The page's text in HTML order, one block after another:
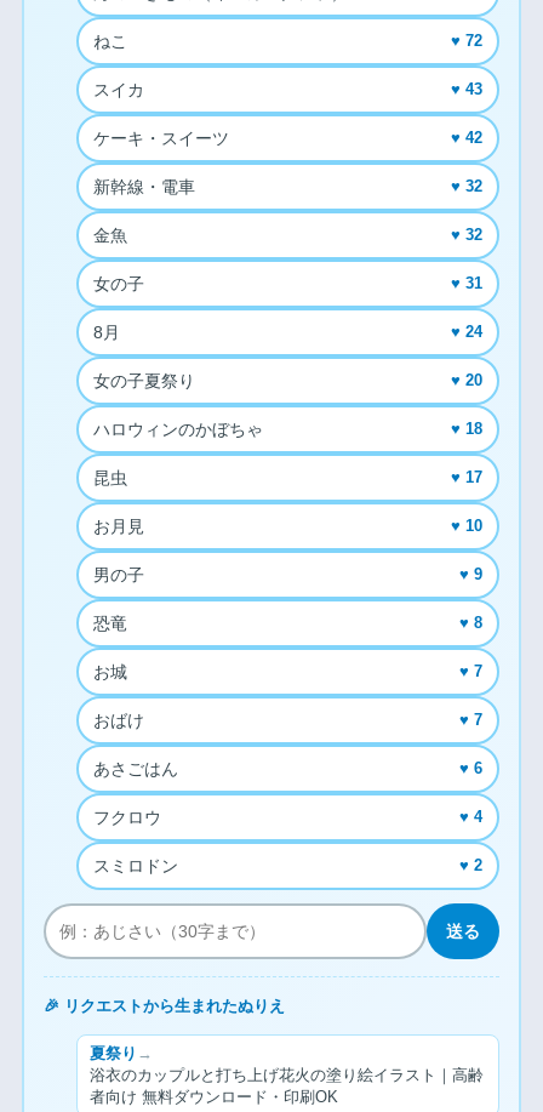
ねこ ♥ 72
スイカ ♥ 43
ケーキ・スイーツ ♥ 42
新幹線・電車 ♥ 32
金魚 ♥ 32
女の子 ♥ 31
8月 ♥ 24
女の子夏祭り ♥ 20
ハロウィンのかぼちゃ ♥ 18
昆虫 ♥ 17
お月見 ♥ 10
男の子 ♥ 9
恐竜 ♥ 8
お城 ♥ 7
おばけ ♥ 7
あさごはん ♥ 6
フクロウ ♥ 4
スミロドン ♥ 2
送る
🎉 リクエストから生まれたぬりえ
夏祭り →
浴衣のカップルと打ち上げ花火の塗り絵イラスト｜高齢
者向け 無料ダウンロード・印刷OK